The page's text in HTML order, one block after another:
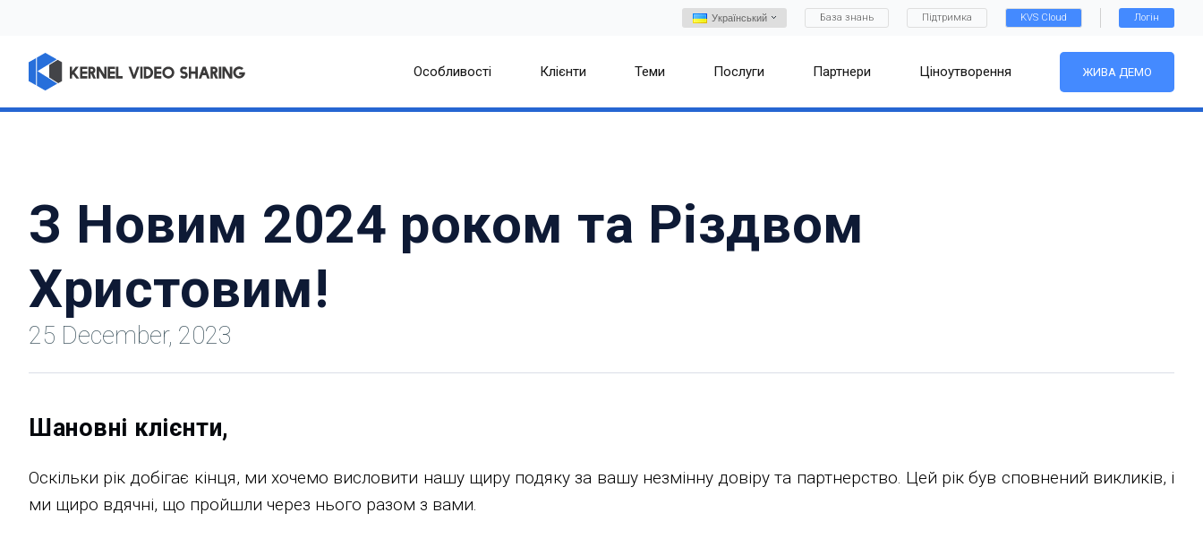
Український База знань Підтримка KVS Cloud Логін
Особливості Клієнти Теми Послуги Партнери Ціноутворення ЖИВА ДЕМО
З Новим 2024 роком та Різдвом
Христовим!
25 December, 2023
Шановні клієнти,
Оскільки рік добігає кінця, ми хочемо висловити нашу щиру подяку за вашу незмінну довіру та партнерство. Цей рік був сповнений викликів, і
ми щиро вдячні, що пройшли через нього разом з вами.